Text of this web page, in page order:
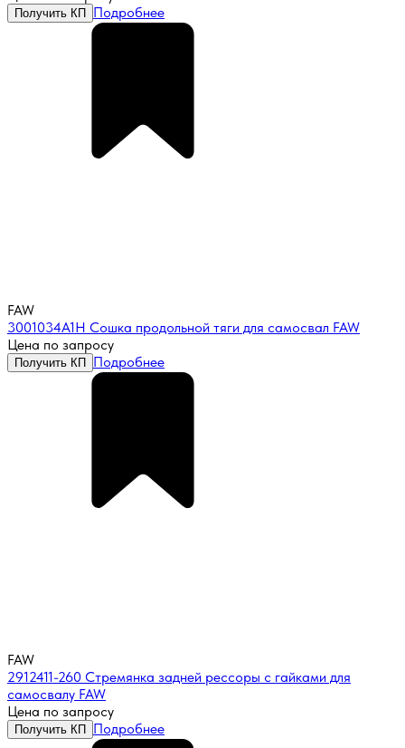
Получить КП Подробнее
FAW
3001034A1H Сошка продольной тяги для самосвал FAW
Цена по запросу
Получить КП Подробнее
FAW
2912411-260 Стремянка задней рессоры с гайками для
самосвалу FAW
Цена по запросу
Получить КП Подробнее